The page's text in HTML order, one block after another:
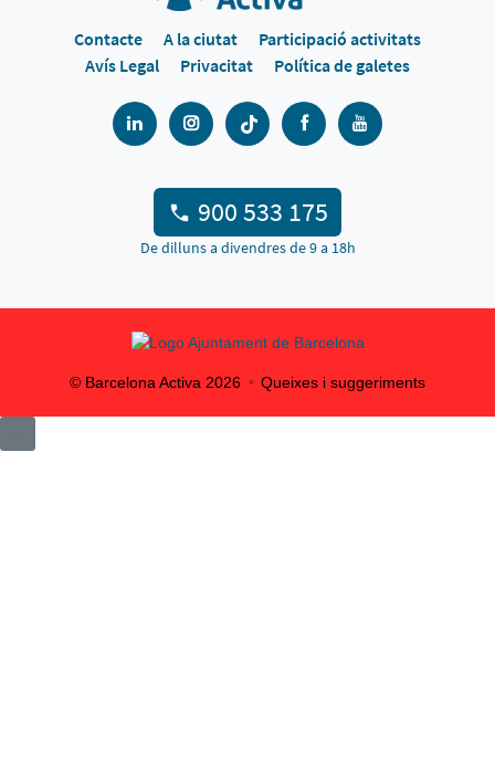
Contacte A la ciutat
Participació activitats
Avís Legal
Privacitat Política de galetes
900 533 175
De dilluns a divendres de 9 a 18h
© Barcelona Activa 2026 Queixes i suggeriments